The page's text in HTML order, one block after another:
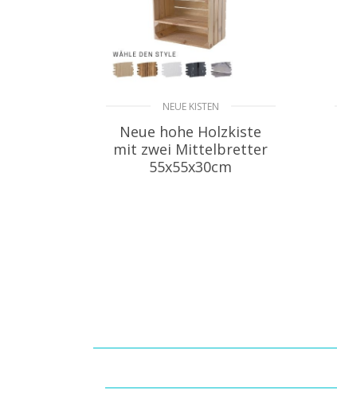
NEUE KISTEN
Neue hohe Holzkiste
mit zwei Mittelbretter
55x55x30cm